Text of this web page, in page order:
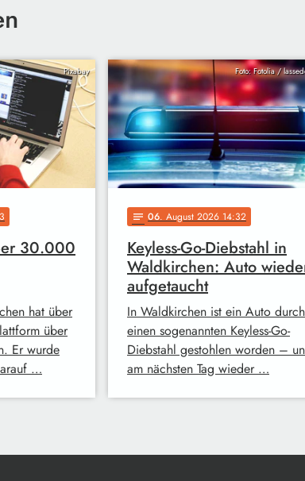
Pixabay
30.000
hat über
über
Er wurde
…
Foto: Fotolia /
notes 06. August 2026 14:32
Keyless-Go-Diebstahl in
Waldkirchen: Auto
aufgetaucht
In Waldkirchen ist ein Auto durch
einen sogenannten Keyless-Go-
Diebstahl gestohlen worden –
am nächsten Tag wieder …